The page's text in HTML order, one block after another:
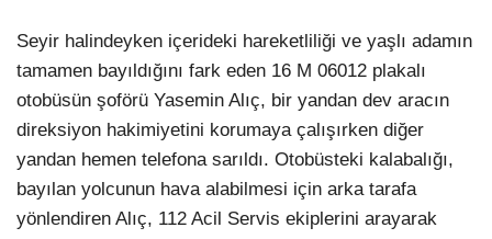
Seyir halindeyken içerideki hareketliliği ve yaşlı adamın
tamamen bayıldığını fark eden 16 M 06012 plakalı
otobüsün şoförü Yasemin Alıç, bir yandan dev aracın
direksiyon hakimiyetini korumaya çalışırken diğer
yandan hemen telefona sarıldı. Otobüsteki kalabalığı,
bayılan yolcunun hava alabilmesi için arka tarafa
yönlendiren Alıç, 112 Acil Servis ekiplerini arayarak